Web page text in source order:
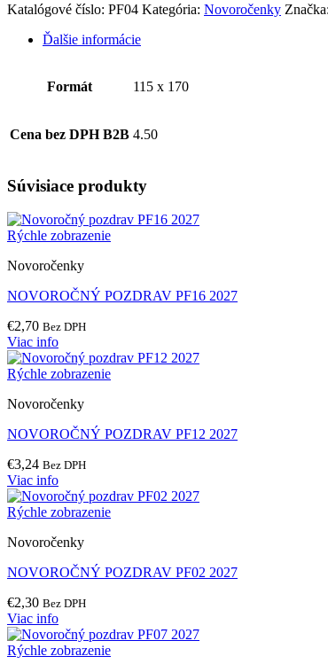
Katalógové číslo: PF04 Kategória: Novoročenky Značka:
Ďalšie informácie
Formát 115 x 170
Cena bez DPH B2B 4.50
Súvisiace produkty
Rýchle zobrazenie
Novoročenky
NOVOROČNÝ POZDRAV PF16 2027
€2,70 Bez DPH
Viac info
Rýchle zobrazenie
Novoročenky
NOVOROČNÝ POZDRAV PF12 2027
€3,24 Bez DPH
Viac info
Rýchle zobrazenie
Novoročenky
NOVOROČNÝ POZDRAV PF02 2027
€2,30 Bez DPH
Viac info
Rýchle zobrazenie